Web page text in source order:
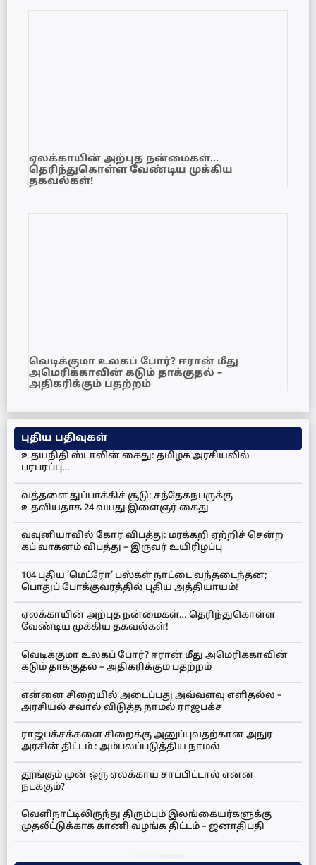
ஏலக்காயின் அற்புத நன்மைகள்…
தெரிந்துகொள்ள வேண்டிய முக்கிய
தகவல்கள்!
வெடிக்குமா உலகப் போர்? ஈரான் மீது
அமெரிக்காவின் கடும் தாக்குதல் –
அதிகரிக்கும் பதற்றம்
புதிய பதிவுகள்
உதயநிதி ஸ்டாலின் கைது: தமிழக அரசியலில்
பரபரப்பு…
வத்தளை துப்பாக்கிச் சூடு: சந்தேகநபருக்கு
உதவியதாக 24 வயது இளைஞர் கைது
வவுனியாவில் கோர விபத்து: மரக்கறி ஏற்றிச் சென்ற
கப் வாகனம் விபத்து – இருவர் உயிரிழப்பு
104 புதிய ‘மெட்ரோ’ பஸ்கள் நாட்டை வந்தடைந்தன;
பொதுப் போக்குவரத்தில் புதிய அத்தியாயம்!
ஏலக்காயின் அற்புத நன்மைகள்… தெரிந்துகொள்ள
வேண்டிய முக்கிய தகவல்கள்!
வெடிக்குமா உலகப் போர்? ஈரான் மீது அமெரிக்காவின்
கடும் தாக்குதல் – அதிகரிக்கும் பதற்றம்
என்னை சிறையில் அடைப்பது அவ்வளவு எளிதல்ல –
அரசியல் சவால் விடுத்த நாமல் ராஜபக்ச
ராஜபக்சக்களை சிறைக்கு அனுப்புவதற்கான அநுர
அரசின் திட்டம் : அம்பலப்படுத்திய நாமல்
தூங்கும் முன் ஒரு ஏலக்காய் சாப்பிட்டால் என்ன
நடக்கும்?
வெளிநாட்டிலிருந்து திரும்பும் இலங்கையர்களுக்கு
முதலீட்டுக்காக காணி வழங்க திட்டம் – ஜனாதிபதி